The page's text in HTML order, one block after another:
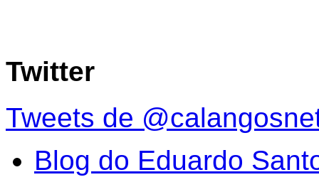
Twitter
Tweets de
Blog do Eduardo